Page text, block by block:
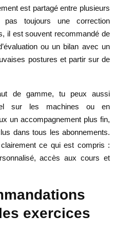
est partagé entre plusieurs
pas toujours une correction
il est souvent recommandé de
ou un bilan avec un
postures et partir sur de
de gamme, tu peux aussi
sur les machines ou en
un accompagnement plus fin,
dans tous les abonnements.
ce qui est compris :
accès aux cours et
exercices